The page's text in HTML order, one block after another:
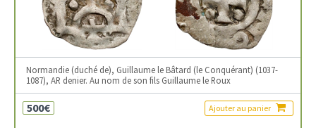
Normandie (duché de), Guillaume le Bâtard (le Conquérant) (1037-
1087), AR denier. Au nom de son fils Guillaume le Roux
500€ Ajouter au panier